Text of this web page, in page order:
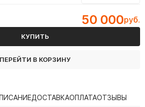
50 000руб.
КУПИТЬ
ПЕРЕЙТИ В КОРЗИНУ
ДОСТАВКАОПЛАТАОТЗЫВЫ